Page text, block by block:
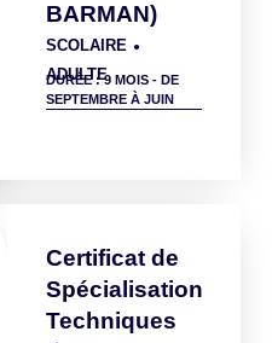
BARMAN)
SCOLAIRE ●
ADULTE
DURÉE : 9 MOIS - DE
SEPTEMBRE À JUIN
Certificat de
Spécialisation
Techniques